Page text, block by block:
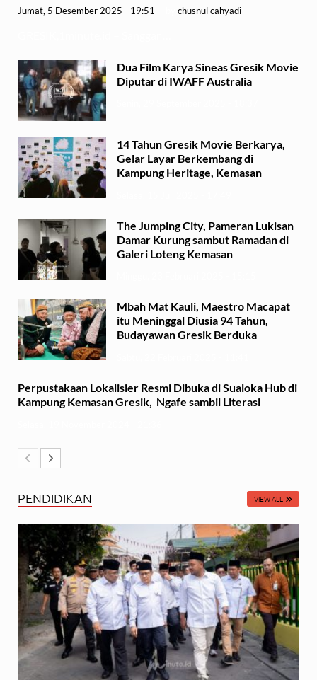
Jumat, 5 Desember 2025 - 19:51 chusnul cahyadi
Dua Film Karya Sineas Gresik Movie
Diputar di IWAFF Australia
14 Tahun Gresik Movie Berkarya,
Gelar Layar Berkembang di
Kampung Heritage, Kemasan
The Jumping City, Pameran Lukisan
Damar Kurung sambut Ramadan di
Galeri Loteng Kemasan
Mbah Mat Kauli, Maestro Macapat
itu Meninggal Diusia 94 Tahun,
Budayawan Gresik Berduka
Perpustakaan Lokalisier Resmi Dibuka di Sualoka Hub di
Kampung Kemasan Gresik, Ngafe sambil Literasi
PENDIDIKAN VIEW ALL